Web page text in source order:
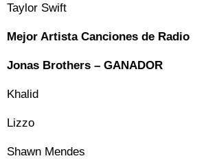
Taylor Swift
Mejor Artista Canciones de Radio
Jonas Brothers – GANADOR
Khalid
Lizzo
Shawn Mendes